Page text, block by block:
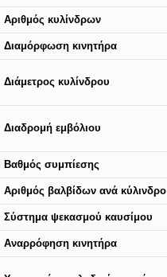
Αριθμός κυλίνδρων
Διαμόρφωση κινητήρα
Διάμετρος κυλίνδρου
Διαδρομή εμβόλιου
Βαθμός συμπίεσης
Αριθμός βαλβίδων ανά κύλινδρο
Σύστημα ψεκασμού καυσίμου
Αναρρόφηση κινητήρα